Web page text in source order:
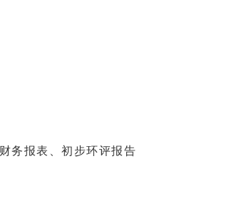
务报表、初步环评报告